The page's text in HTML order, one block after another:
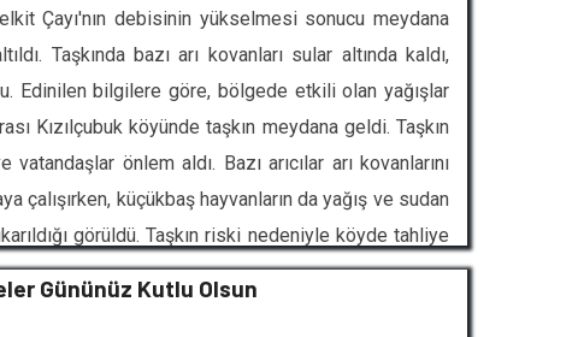
Çayı'nın debisinin yükselmesi sonucu meydana
Taşkında bazı arı kovanları sular altında kaldı,
Edinilen bilgilere göre, bölgede etkili olan yağışlar
Kızılçubuk köyünde taşkın meydana geldi. Taşkın
önlem aldı. Bazı arıcılar arı kovanlarını
çalışırken, küçükbaş hayvanların da yağış ve sudan
görüldü. Taşkın riski nedeniyle köyde tahliye
ve eşyalarını kurtarmak için yoğun çaba
Gününüz Kutlu Olsun